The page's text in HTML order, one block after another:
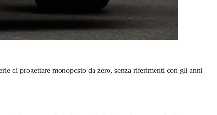
di progettare monoposto da zero, senza riferimenti con gli anni